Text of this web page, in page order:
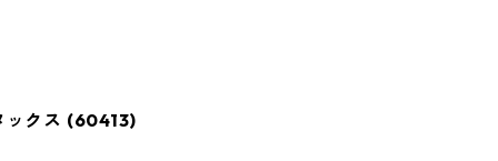
ックス (60413)